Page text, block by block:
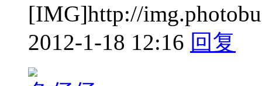
[IMG]http://
2012-1-18 12:16 回复